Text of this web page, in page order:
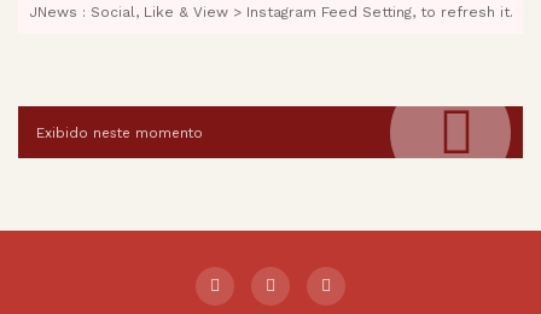
JNews : Social, Like & View > Instagram Feed Setting, to refresh it.
Exibido neste momento